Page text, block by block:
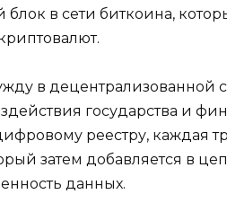
в сети биткоина,
в децентрализованной
государства и
реестру, каждая
затем добавляется в
данных.​